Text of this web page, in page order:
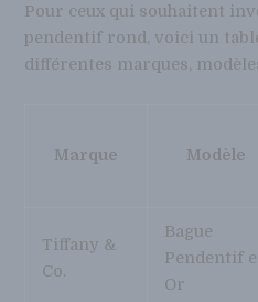
Pour ceux qui souhaitent
pendentif rond, voici un
différentes marques,
Marque Modèle
Tiffany &
Co.
Bague
Pendentif
Or